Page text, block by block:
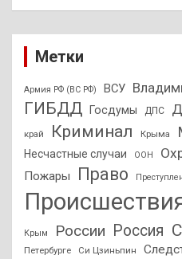
Метки
Армия РФ (ВС РФ) ВСУ
ГИБДД Госдумы ДПС
край Криминал Крыма
Несчастные случаи ООН
Пожары Право
Крым России Россия
Петербурге
Си Цзиньпин